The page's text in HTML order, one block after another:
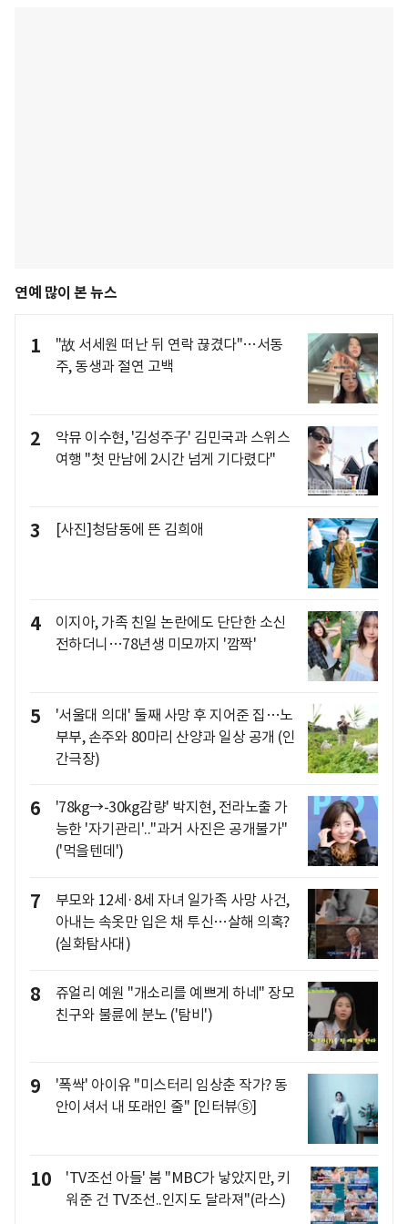
연예 많이 본 뉴스
1
"故 서세원 떠난 뒤 연락 끊겼다"…서동
주, 동생과 절연 고백
2
악뮤 이수현, '김성주子' 김민국과 스위스
여행 "첫 만남에 2시간 넘게 기다렸다"
3 [사진]청담동에 뜬 김희애
4
이지아, 가족 친일 논란에도 단단한 소신
전하더니…78년생 미모까지 '깜짝'
5
'서울대 의대' 둘째 사망 후 지어준 집…노
부부, 손주와 80마리 산양과 일상 공개 (인
간극장)
6
'78kg→-30kg감량' 박지현, 전라노출 가
능한 '자기관리'.."과거 사진은 공개불가"
('먹을텐데')
7
부모와 12세·8세 자녀 일가족 사망 사건,
아내는 속옷만 입은 채 투신…살해 의혹?
(실화탐사대)
8
쥬얼리 예원 "개소리를 예쁘게 하네" 장모
친구와 불륜에 분노 ('탐비')
9
'폭싹' 아이유 "미스터리 임상춘 작가? 동
안이셔서 내 또래인 줄" [인터뷰⑤]
10
'TV조선 아들' 붐 "MBC가 낳았지만, 키
워준 건 TV조선..인지도 달라져"(라스)